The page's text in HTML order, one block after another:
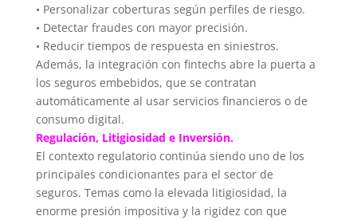
• Personalizar coberturas según perfiles de riesgo.
• Detectar fraudes con mayor precisión.
• Reducir tiempos de respuesta en siniestros.
Además, la integración con fintechs abre la puerta a
los seguros embebidos, que se contratan
automáticamente al usar servicios financieros o de
consumo digital.
Regulación, Litigiosidad e Inversión.
El contexto regulatorio continúa siendo uno de los
principales condicionantes para el sector de
seguros. Temas como la elevada litigiosidad, la
enorme presión impositiva y la rigidez con que